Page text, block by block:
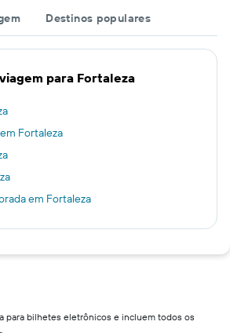
Destinos populares
para Fortaleza
Fortaleza
em Fortaleza
para bilhetes eletrônicos e incluem todos os